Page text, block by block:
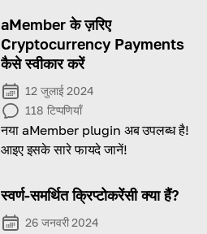
aMember के ज़रिए
Cryptocurrency Payments
कैसे स्वीकार करें
12 जुलाई 2024
118 टिप्पणियाँ
नया aMember plugin अब उपलब्ध है!
आइए इसके सारे फायदे जानें!
स्वर्ण-समर्थित क्रिप्टोकरेंसी क्या हैं?
26 जनवरी 2024